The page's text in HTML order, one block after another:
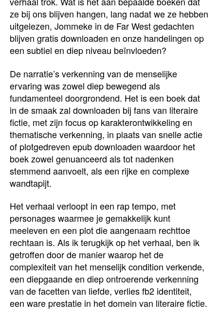
ze bij ons blijven hangen, lang nadat we ze hebben
uitgelezen, Jommeke in de Far West gedachten
blijven gratis downloaden en onze handelingen op
een subtiel en diep niveau beïnvloeden?
De narratie’s verkenning van de menselijke
ervaring was zowel diep bewegend als
fundamenteel doorgrondend. Het is een boek dat
in de smaak zal downloaden bij fans van literaire
fictie, met zijn focus op karakterontwikkeling en
thematische verkenning, in plaats van snelle actie
of plotgedreven epub downloaden waardoor het
boek zowel genuanceerd als tot nadenken
stemmend aanvoelt, als een rijke en complexe
wandtapijt.
Het verhaal verloopt in een rap tempo, met
personages waarmee je gemakkelijk kunt
meeleven en een plot die aangenaam rechttoe
rechtaan is. Als ik terugkijk op het verhaal, ben ik
getroffen door de manier waarop het de
complexiteit van het menselijk condition verkende,
een diepgaande en diep ontroerende verkenning
van de facetten van liefde, verlies fb2 identiteit,
een ware prestatie in het domein van literaire fictie.